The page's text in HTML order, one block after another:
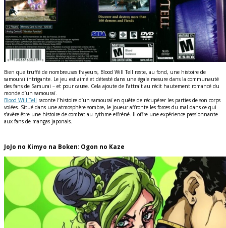
Bien que truffé de nombreuses frayeurs, Blood Will Tell reste, au fond, une histoire de
samouraï intrigante. Le jeu est aimé et détesté dans une égale mesure dans la communauté
des fans de Samurai – et pour cause. Cela ajoute de l’attrait au récit hautement romancé du
monde d’un samouraï.
Blood Will Tell raconte l’histoire d’un samouraï en quête de récupérer les parties de son corps
volées. Situé dans une atmosphère sombre, le joueur affronte les forces du mal dans ce qui
s’avère être une histoire de combat au rythme effréné. Il offre une expérience passionnante
aux fans de mangas japonais.
JoJo no Kimyo na Boken: Ogon no Kaze